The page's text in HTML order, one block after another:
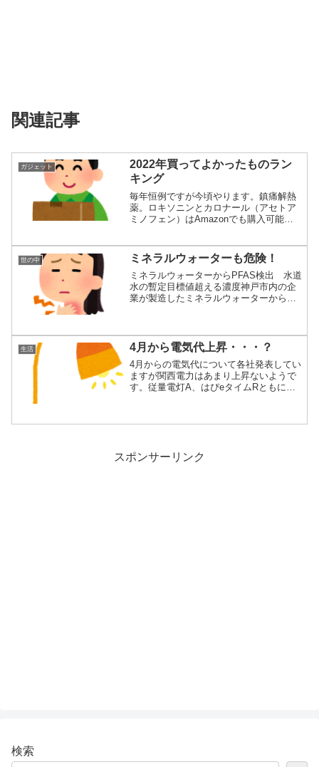
関連記事
ガジェット
2022年買ってよかったものラン
キング
毎年恒例ですが今頃やります。鎮痛解熱
薬。ロキソニンとカロナール（アセトア
ミノフェン）はAmazonでも購入可能で
世の中 ミネラルウォーターも危険！
ミネラルウォーターからPFAS検出 水道
水の暫定目標値超える濃度神戸市内の企
業が製造したミネラルウォーターから、
生活 4月から電気代上昇・・・？
4月からの電気代について各社発表してい
ますが関西電力はあまり上昇ないようで
す。従量電灯A、はぴeタイムRともに小
スポンサーリンク
検索